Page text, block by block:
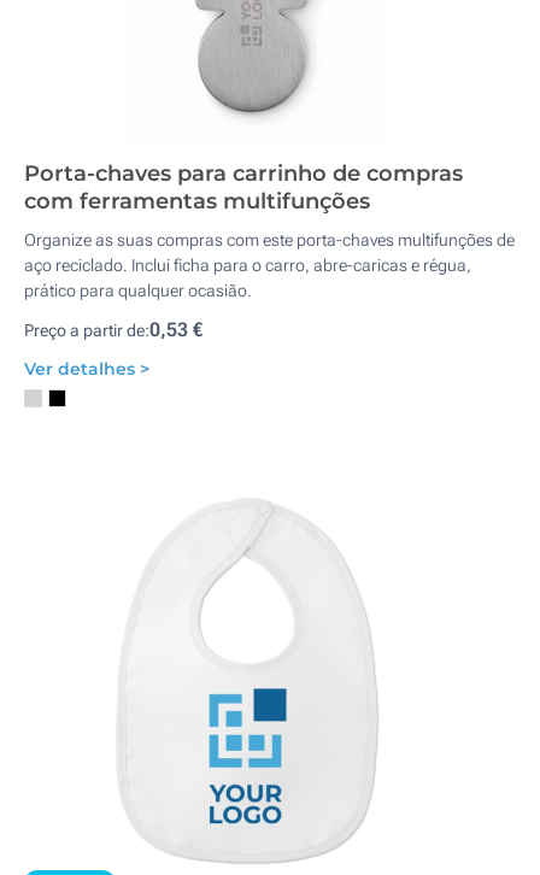
Porta-chaves para carrinho de compras
com ferramentas multifunções
Organize as suas compras com este porta-chaves multifunções de
aço reciclado. Inclui ficha para o carro, abre-caricas e régua,
prático para qualquer ocasião.
Preço a partir de:0,53 €
Ver detalhes >